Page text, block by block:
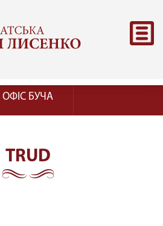
ОФІС БУЧА
TRUD